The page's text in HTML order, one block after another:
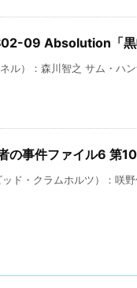
09 Absolution「黒
ル）：森川智之 サム・ハ
の事件ファイル6 第
ド・クラムホルツ）：咲